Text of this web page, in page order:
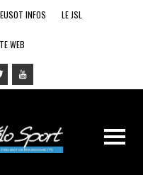
INFOS LE JSL
WEB